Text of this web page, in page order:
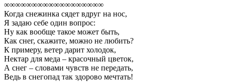
∞∞∞∞∞∞∞∞∞∞∞∞∞∞∞∞∞∞
Когда снежинка сядет вдруг на нос,
Я задаю себе один вопрос:
Ну как вообще такое может быть,
Как снег, скажите, можно не любить?
К примеру, ветер дарит холодок,
Нектар для меда – красочный цветок,
А снег – словами чувств не передать,
Ведь в снегопад так здорово мечтать!